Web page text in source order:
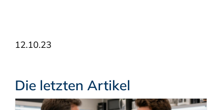
12.10.23
Die letzten Artikel